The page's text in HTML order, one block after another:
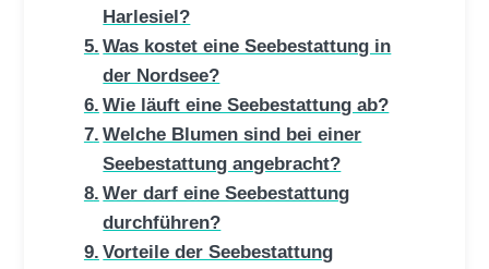
Harlesiel?
Was kostet eine Seebestattung in
der Nordsee?
Wie läuft eine Seebestattung ab?
Welche Blumen sind bei einer
Seebestattung angebracht?
Wer darf eine Seebestattung
durchführen?
Vorteile der Seebestattung